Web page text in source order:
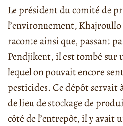
Le président du comité de
l’environnement,
raconte ainsi que, passant
Pendjikent, il est tombé sur
lequel on pouvait encore
pesticides. Ce dépôt servait
de lieu de stockage de
côté de l’entrepôt, il y avait